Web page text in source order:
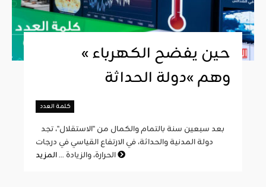
« حين يفضح الكهرباء
وهم »دولة الحداثة
كلمة العدد
دولة المدنية والحداثة، في الارتفاع القياسي في درجات
الحرارة، والزيادة ...